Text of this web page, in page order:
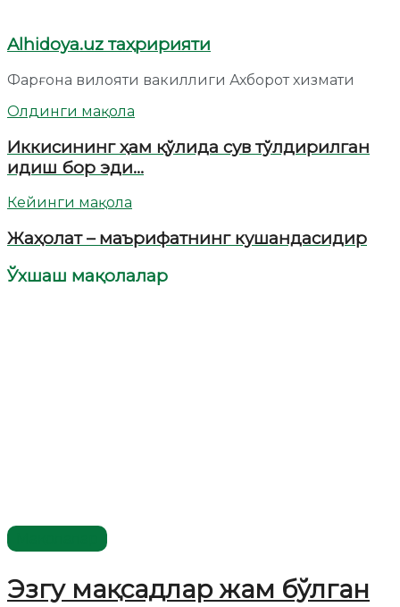
Alhidoya.uz таҳририяти
Фарғона вилояти вакиллиги Ахборот хизмати
Олдинги мақола
Иккисининг ҳам қўлида сув тўлдирилган
идиш бор эди…
Кейинги мақола
Жаҳолат – маърифатнинг кушандасидир
Ўхшаш мақолалар
Эзгу мақсадлар жам бўлган